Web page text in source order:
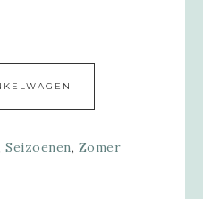
Seizoenen, Zomer